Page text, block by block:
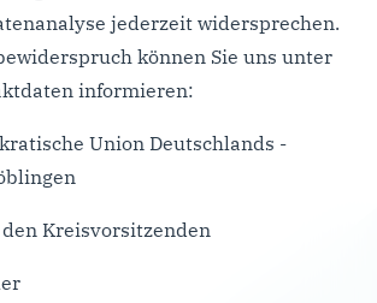
jederzeit widersprechen.
können Sie uns unter
informieren:
Union Deutschlands -
Kreisvorsitzenden